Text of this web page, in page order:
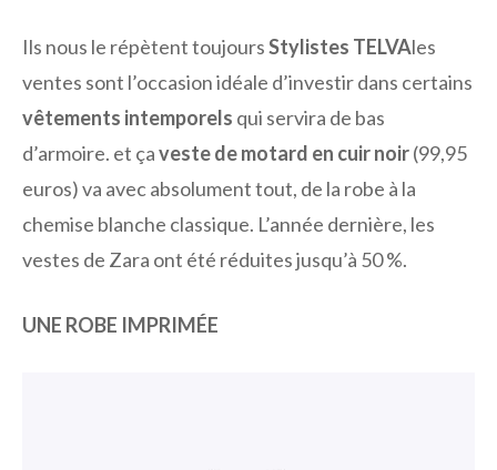
Ils nous le répètent toujoursStylistes TELVAles
ventes sont l’occasion idéale d’investir dans certains
vêtements intemporels qui servira de bas
d’armoire. et çaveste de motard en cuir noir(99,95
euros) va avec absolument tout, de la robe à la
chemise blanche classique. L’année dernière, les
vestes de Zara ont été réduites jusqu’à 50 %.
UNE ROBE IMPRIMÉE